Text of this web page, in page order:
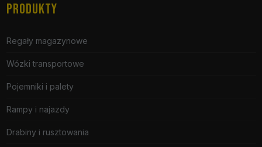
PRODUKTY
Regały magazynowe
Wózki transportowe
Pojemniki i palety
Rampy i najazdy
Drabiny i rusztowania